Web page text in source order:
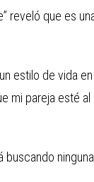
reveló que es
estilo de vida
mi pareja esté